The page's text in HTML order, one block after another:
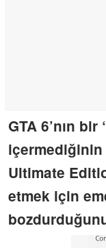
GTA 6’nın bir
içermediğinin
Ultimate
etmek için